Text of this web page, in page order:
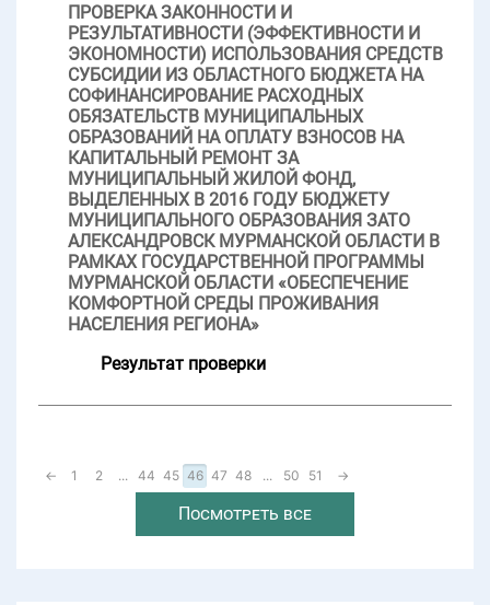
ПРОВЕРКА ЗАКОННОСТИ И
РЕЗУЛЬТАТИВНОСТИ (ЭФФЕКТИВНОСТИ И
ЭКОНОМНОСТИ) ИСПОЛЬЗОВАНИЯ СРЕДСТВ
СУБСИДИИ ИЗ ОБЛАСТНОГО БЮДЖЕТА НА
СОФИНАНСИРОВАНИЕ РАСХОДНЫХ
ОБЯЗАТЕЛЬСТВ МУНИЦИПАЛЬНЫХ
ОБРАЗОВАНИЙ НА ОПЛАТУ ВЗНОСОВ НА
КАПИТАЛЬНЫЙ РЕМОНТ ЗА
МУНИЦИПАЛЬНЫЙ ЖИЛОЙ ФОНД,
ВЫДЕЛЕННЫХ В 2016 ГОДУ БЮДЖЕТУ
МУНИЦИПАЛЬНОГО ОБРАЗОВАНИЯ ЗАТО
АЛЕКСАНДРОВСК МУРМАНСКОЙ ОБЛАСТИ В
РАМКАХ ГОСУДАРСТВЕННОЙ ПРОГРАММЫ
МУРМАНСКОЙ ОБЛАСТИ «ОБЕСПЕЧЕНИЕ
КОМФОРТНОЙ СРЕДЫ ПРОЖИВАНИЯ
НАСЕЛЕНИЯ РЕГИОНА»
Результат проверки
← 1 2 ... 44 45 46 47 48 ... 50 51 →
Посмотреть все